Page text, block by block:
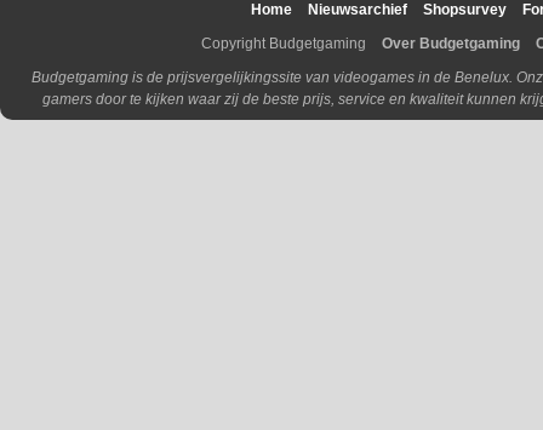
Home Nieuwsarchief Shopsurvey
Copyright Budgetgaming
Over Budgetgaming
Budgetgaming is de prijsvergelijkingssite van videogames in de Benelux.
gamers door te kijken waar zij de beste prijs, service en kwaliteit kunnen